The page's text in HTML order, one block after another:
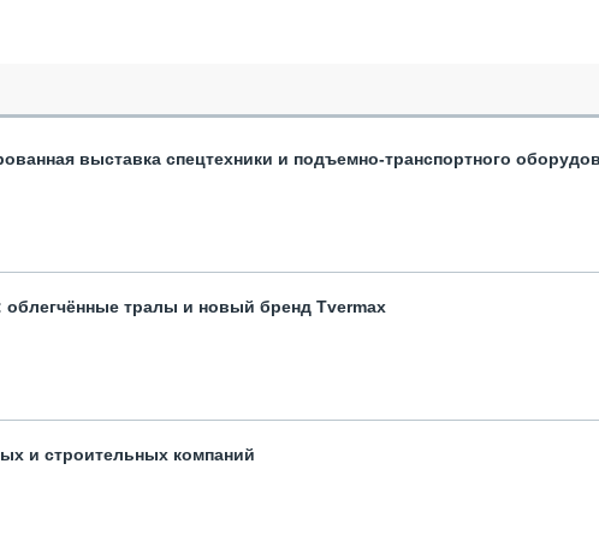
выставка спецтехники и подъемно-транспортного
облегчённые тралы и новый бренд Tvermax
и строительных компаний